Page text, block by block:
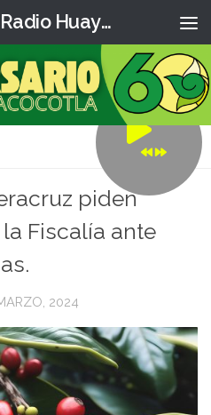
La Voz Campesina - Radio Huaya
piden
Fiscalía ante
2024